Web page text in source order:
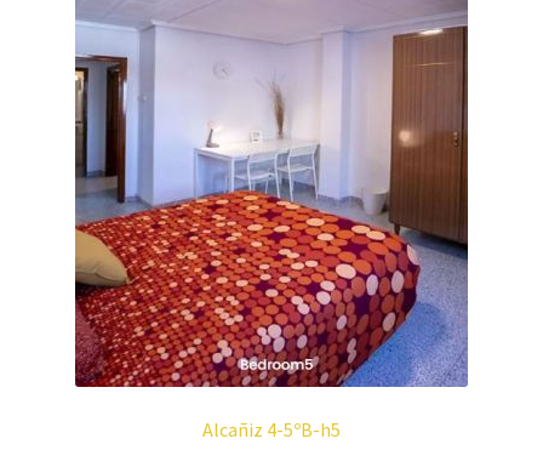
Alcañiz 4-5ºB-h5